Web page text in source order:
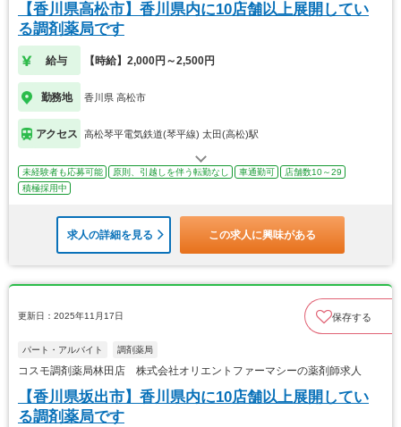
【香川県高松市】香川県内に10店舗以上展開してい
る調剤薬局です
給与 【時給】2,000円～2,500円
勤務地 香川県 高松市
アクセス 高松琴平電気鉄道(琴平線) 太田(高松)駅
未経験者も応募可能 原則、引越しを伴う転勤なし 車通勤可
店舗数10～29
積極採用中
求人の詳細を見る この求人に興味がある
更新日：2025年11月17日 保存する
パート・アルバイト 調剤薬局
コスモ調剤薬局林田店 株式会社オリエントファーマシーの薬剤師求人
【香川県坂出市】香川県内に10店舗以上展開してい
る調剤薬局です